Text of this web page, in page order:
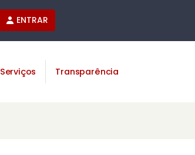
ENTRAR
Serviços Transparência